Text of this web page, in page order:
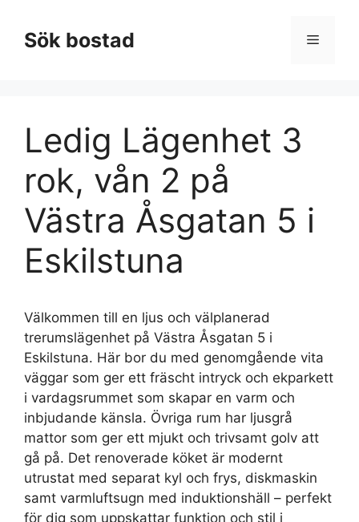
innehållSök bostad Meny
Ledig Lägenhet 3
rok, vån 2 på
Västra Åsgatan 5 i
Eskilstuna
Välkommen till en ljus och välplanerad
trerumslägenhet på Västra Åsgatan 5 i
Eskilstuna. Här bor du med genomgående vita
väggar som ger ett fräscht intryck och ekparkett
i vardagsrummet som skapar en varm och
inbjudande känsla. Övriga rum har ljusgrå
mattor som ger ett mjukt och trivsamt golv att
gå på. Det renoverade köket är modernt
utrustat med separat kyl och frys, diskmaskin
samt varmluftsugn med induktionshäll – perfekt
för dig som uppskattar funktion och stil i